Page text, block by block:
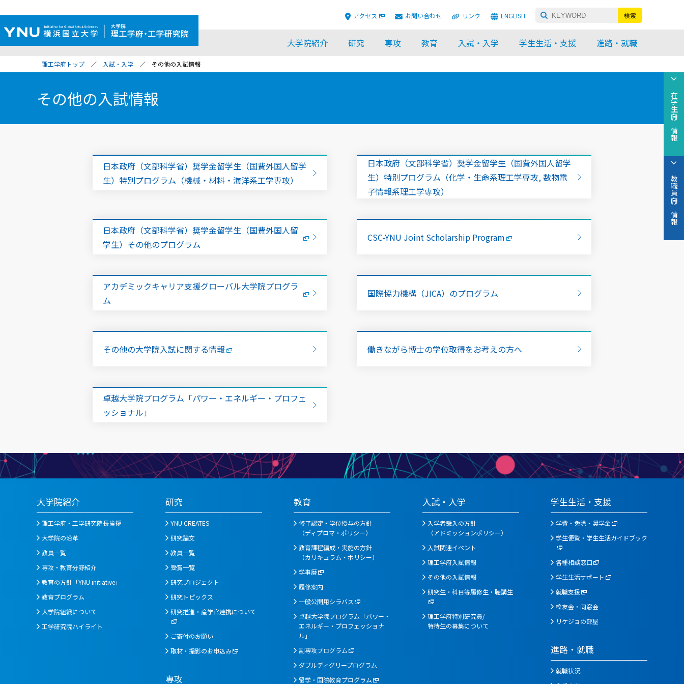
アクセス お問い合わせ リンク ENGLISH
大学院紹介 研究 専攻 教育 入試・入学 学生生活・支援 進路・就職
在学生向け情報
教職員向け情報
理工学府トップ 入試・入学 その他の入試情報
その他の入試情報
日本政府（文部科学省）奨学金留学生（国費外国人留学
生）特別プログラム（機械・材料・海洋系工学専攻）
日本政府（文部科学省）奨学金留学生（国費外国人留学
生）特別プログラム（化学・生命系理工学専攻, 数物電
子情報系理工学専攻）
日本政府（文部科学省）奨学金留学生（国費外国人留
学生）その他のプログラム
CSC-YNU Joint Scholarship Program
アカデミックキャリア支援グローバル大学院プログラ
ム
国際協力機構（JICA）のプログラム
その他の大学院入試に関する情報 働きながら博士の学位取得をお考えの方へ
卓越大学院プログラム「パワー・エネルギー・プロフェ
ッショナル」
大学院紹介
理工学府・工学研究院長挨拶
大学院の沿革
教員一覧
専攻・教育分野紹介
教育の方針「YNU initiative」
教育プログラム
大学院組織について
工学研究院ハイライト
研究
YNU CREATES
研究論文
教員一覧
受賞一覧
研究プロジェクト
研究トピックス
研究推進・産学官連携について
ご寄付のお願い
取材・撮影のお申込み
専攻
教育
修了認定・学位授与の方針
（ディプロマ・ポリシー）
教育課程編成・実施の方針
（カリキュラム・ポリシー）
学事暦
履修案内
一般公開用シラバス
卓越大学院プログラム「パワー・
エネルギー・プロフェッショナ
ル」
副専攻プログラム
ダブルディグリープログラム
留学・国際教育プログラム
入試・入学
入学者受入の方針
（アドミッションポリシー）
入試関連イベント
理工学府入試情報
その他の入試情報
研究生・科目等履修生・聴講生
理工学府特別研究員/
特待生の募集について
学生生活・支援
学費・免除・奨学金
学生便覧・学生生活ガイドブック
各種相談窓口
学生生活サポート
就職支援
校友会・同窓会
リケジョの部屋
進路・就職
就職状況